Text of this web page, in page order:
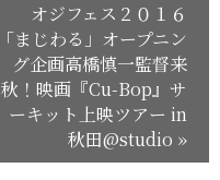
オジフェス２０１６
「まじわる」オープニン
グ企画高橋慎一監督来
秋！映画『Cu-Bop』サ
ーキット上映ツアー in
秋田@studio »